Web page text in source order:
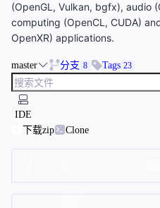
(OpenGL, Vulkan, bgfx), audio
computing (OpenCL, CUDA)
OpenXR) applications.
master 分支 8 Tags 23
IDE
下载zip
Clone